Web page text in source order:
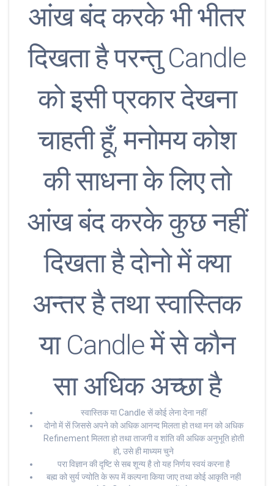
आंख बंद करके भी भीतर
दिखता है परन्तु Candle
को इसी प्रकार देखना
चाहती हूँ, मनोमय कोश
की साधना के लिए तो
आंख बंद करके कुछ नहीं
दिखता है दोनो में क्या
अन्तर है तथा स्वास्तिक
या Candle में से कौन
सा अधिक अच्छा है
स्वास्तिक या Candle सें कोई लेना देना नहीं
दोनो में सें जिससे अपने को अधिक आनन्द मिलता हो तथा मन को अधिक
Refinement मिलता हो तथा ताजगी व शांति की अधिक अनुभूति होती
हो, उसे ही माध्यम चुने
परा विज्ञान की दृष्टि से सब शून्य है तो यह निर्णय स्वयं करना है
बह्म को सुर्य ज्योति के रूप में कल्पना किया जाए तथा कोई आकृति नही